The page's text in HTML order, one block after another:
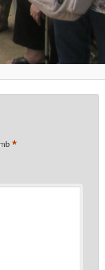
*